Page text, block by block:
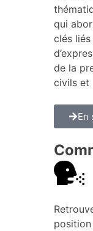
qui
clés
de la
civils et
En